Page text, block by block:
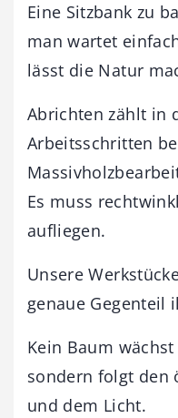
Eine Sitzbank zu
man wartet
lässt die Natur
Abrichten zählt in
Arbeitsschritten
Es muss
aufliegen.
Unsere
genaue Gegenteil
Kein Baum
sondern folgt den
und dem Licht.